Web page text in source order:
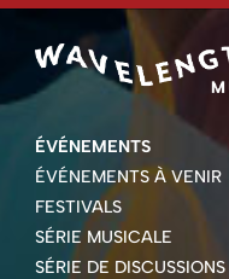
ÉVÉNEMENTS
ÉVÉNEMENTS À VENIR
FESTIVALS
SÉRIE MUSICALE
SÉRIE DE DISCUSSIONS